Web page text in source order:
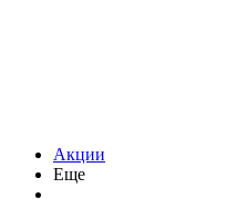
Акции
Еще